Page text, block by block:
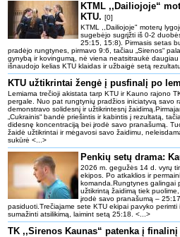
KTML ,,Dailiojoje“
KTU. [0]
KTML ,,Dailiojoje" moterų
sugebėjo sugrįžti iš 0-2
25:15, 15:8). Pirmasis setas
pradėjo rungtynes, pirmavo 9:6, tačiau „Sirenos“
gynybą ir kovingumą, nė viena neatsitraukė
išnaudojo kelias KTU klaidas ir užbaigė setą
KTU užtikrintai žengė į pusfinalį po
Lemiama trečioji akistata tarp KTU ir Kauno rajono
pergale. Nuo pat rungtynių pradžios iniciatyvą savo
demonstravo solidesnį ir užtikrintesnį
„Cukrainis“ bandė priešintis ir kabintis į rezultatą,
didesnę koncentraciją bei įrodė savo pranašumą.
žaidė užtikrintai ir mėgavosi savo žaidimu,
sukūrė <...>
Penkių setų drama:
2026 m. gegužės 14 d. vyrų
ekipos. Po atkaklios ir
komanda.Rungtynes galingai
užtikrintą žaidimą tiek
įrodė savo pranašumą –
pasiduoti.Trečiajame sete KTU ekipai pavyko
sumažinti atsilikimą, laimint setą 25:18. <...>
TK ,,Sirenos Kaunas“ patenka į finalinį